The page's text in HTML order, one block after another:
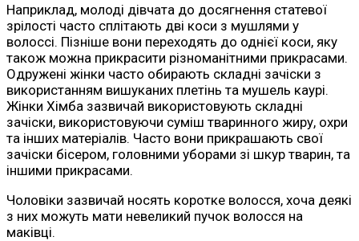
Наприклад, молоді дівчата до досягнення статевої
зрілості часто сплітають дві коси з мушлями у
волоссі. Пізніше вони переходять до однієї коси, яку
також можна прикрасити різноманітними прикрасами.
Одружені жінки часто обирають складні зачіски з
використанням вишуканих плетінь та мушель каурі.
Жінки Хімба зазвичай використовують складні
зачіски, використовуючи суміш тваринного жиру, охри
та інших матеріалів. Часто вони прикрашають свої
зачіски бісером, головними уборами зі шкур тварин, та
іншими прикрасами.
Чоловіки зазвичай носять коротке волосся, хоча деякі
з них можуть мати невеликий пучок волосся на
маківці.